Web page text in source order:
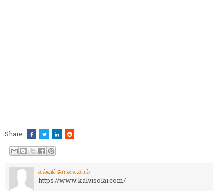
Share:
கல்விச்சோலை.காம்
https://www.kalvisolai.com/